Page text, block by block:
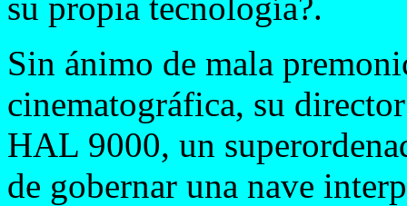
Sin ánimo de mala
cinematográfica, su
HAL 9000, un
de gobernar una nave